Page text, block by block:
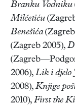
Branku Vodniku
Milčetiću
Benešića
(Zagreb 2005),
2006), Lik i djelo
2008), Knjige
2010), First the